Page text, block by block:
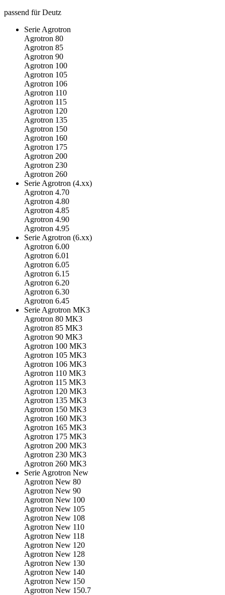
passend für Deutz
Serie Agrotron
Agrotron 80
Agrotron 85
Agrotron 90
Agrotron 100
Agrotron 105
Agrotron 106
Agrotron 110
Agrotron 115
Agrotron 120
Agrotron 135
Agrotron 150
Agrotron 160
Agrotron 175
Agrotron 200
Agrotron 230
Agrotron 260
Serie Agrotron (4.xx)
Agrotron 4.70
Agrotron 4.80
Agrotron 4.85
Agrotron 4.90
Agrotron 4.95
Serie Agrotron (6.xx)
Agrotron 6.00
Agrotron 6.01
Agrotron 6.05
Agrotron 6.15
Agrotron 6.20
Agrotron 6.30
Agrotron 6.45
Serie Agrotron MK3
Agrotron 80 MK3
Agrotron 85 MK3
Agrotron 90 MK3
Agrotron 100 MK3
Agrotron 105 MK3
Agrotron 106 MK3
Agrotron 110 MK3
Agrotron 115 MK3
Agrotron 120 MK3
Agrotron 135 MK3
Agrotron 150 MK3
Agrotron 160 MK3
Agrotron 165 MK3
Agrotron 175 MK3
Agrotron 200 MK3
Agrotron 230 MK3
Agrotron 260 MK3
Serie Agrotron New
Agrotron New 80
Agrotron New 90
Agrotron New 100
Agrotron New 105
Agrotron New 108
Agrotron New 110
Agrotron New 118
Agrotron New 120
Agrotron New 128
Agrotron New 130
Agrotron New 140
Agrotron New 150
Agrotron New 150.7